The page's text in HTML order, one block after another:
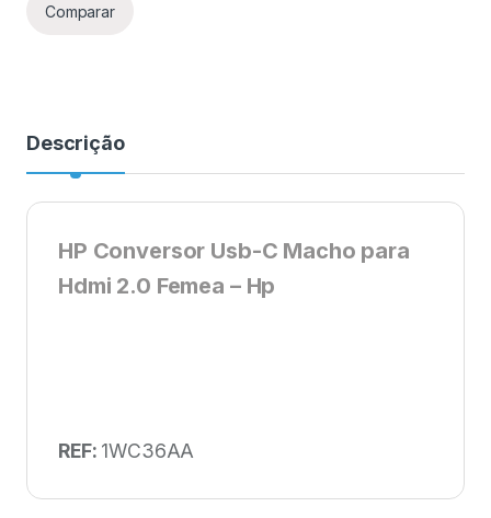
Comparar
Descrição
HP Conversor Usb-C Macho para
Hdmi 2.0 Femea – Hp
REF: 1WC36AA